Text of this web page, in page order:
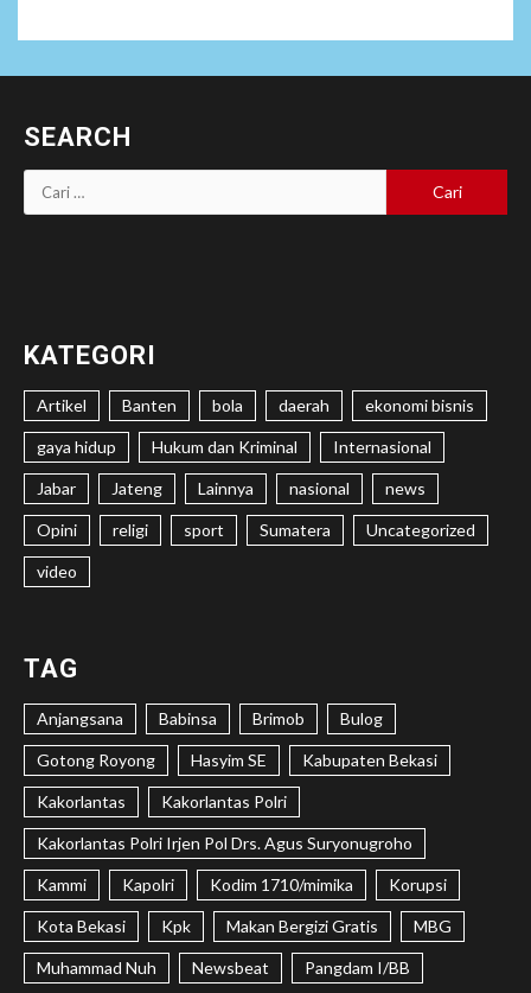
SEARCH
Cari
untuk:
KATEGORI
Artikel Banten bola daerah ekonomi bisnis
gaya hidup Hukum dan Kriminal Internasional
Jabar Jateng Lainnya nasional news
Opini religi sport Sumatera Uncategorized
video
TAG
Anjangsana Babinsa Brimob Bulog
Gotong Royong Hasyim SE Kabupaten Bekasi
Kakorlantas Kakorlantas Polri
Kakorlantas Polri Irjen Pol Drs. Agus Suryonugroho
Kammi Kapolri Kodim 1710/mimika Korupsi
Kota Bekasi Kpk Makan Bergizi Gratis MBG
Muhammad Nuh Newsbeat Pangdam I/BB